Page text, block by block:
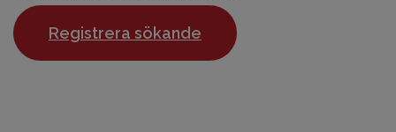
Registrera sökande